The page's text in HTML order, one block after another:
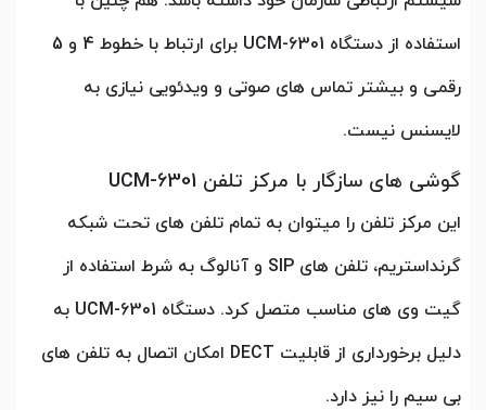
استفاده از دستگاه UCM-6301 برای ارتباط با خطوط 4 و 5
رقمی و بیشتر تماس های صوتی و ویدئویی نیازی به
لایسنس نیست.
گوشی های سازگار با مرکز تلفن UCM-6301
این مرکز تلفن را میتوان به تمام تلفن های تحت شبکه
گرنداستریم، تلفن های SIP و آنالوگ به شرط استفاده از
گیت وی های مناسب متصل کرد. دستگاه UCM-6301 به
دلیل برخورداری از قابلیت DECT امکان اتصال به تلفن های
بی سیم را نیز دارد.